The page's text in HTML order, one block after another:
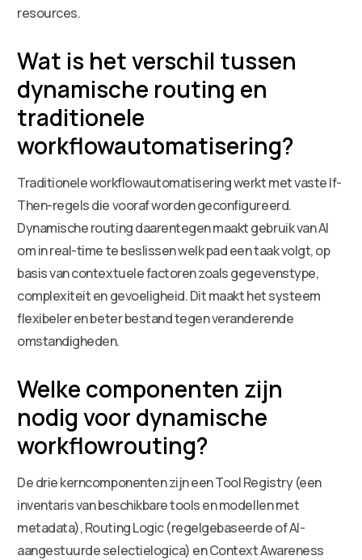
resources.
Wat is het verschil tussen
dynamische routing en
traditionele
workflowautomatisering?
Traditionele workflowautomatisering werkt met vaste If-
Then-regels die vooraf worden geconfigureerd.
Dynamische routing daarentegen maakt gebruik van AI
om in real-time te beslissen welk pad een taak volgt, op
basis van contextuele factoren zoals gegevenstype,
complexiteit en gevoeligheid. Dit maakt het systeem
flexibeler en beter bestand tegen veranderende
omstandigheden.
Welke componenten zijn
nodig voor dynamische
workflowrouting?
De drie kerncomponenten zijn een Tool Registry (een
inventaris van beschikbare tools en modellen met
metadata), Routing Logic (regelgebaseerde of AI-
aangestuurde selectielogica) en Context Awareness